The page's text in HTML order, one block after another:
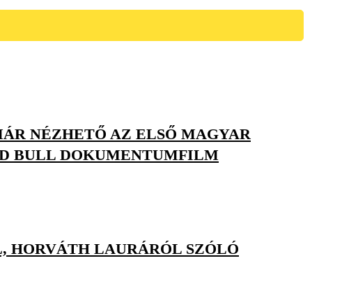
NÉZHETŐ AZ ELSŐ MAGYAR
BULL DOKUMENTUMFILM
HORVÁTH LAURÁRÓL SZÓLÓ